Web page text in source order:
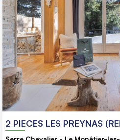
2 PIECES LES PREYNAS